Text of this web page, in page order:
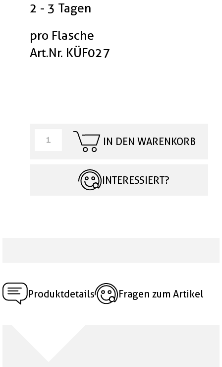
2 - 3 Tagen
pro Flasche
Art.Nr. KÜF027
IN DEN WARENKORB
INTERESSIERT?
Produktdetails Fragen zum Artikel